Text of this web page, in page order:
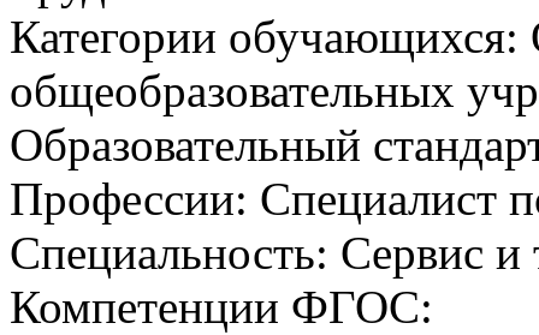
Категории обучающихся:
общеобразовательных
Образовательный
Профессии: Специалист
Специальность: Сервис и
Компетенции ФГОС: